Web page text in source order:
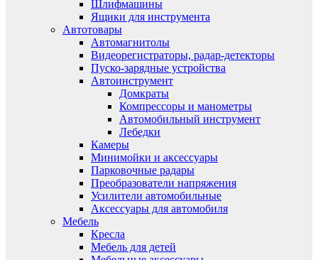
Шлифмашины
Ящики для инструмента
Автотовары
Автомагнитолы
Видеорегистраторы, радар-детекторы
Пуско-зарядные устройства
Автоинструмент
Домкраты
Компрессоры и манометры
Автомобильный инструмент
Лебедки
Камеры
Минимойки и аксессуары
Парковочные радары
Преобразователи напряжения
Усилители автомобильные
Аксессуары для автомобиля
Мебель
Кресла
Мебель для детей